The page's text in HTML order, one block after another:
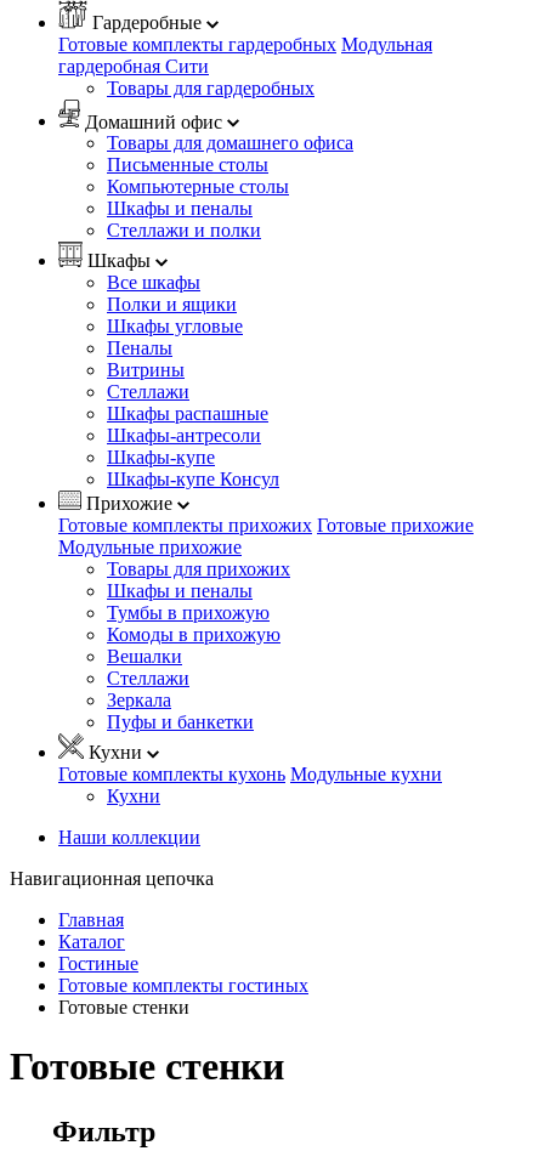
Гардеробные
Готовые комплекты гардеробных Модульная
гардеробная Сити
Товары для гардеробных
Домашний офис
Товары для домашнего офиса
Письменные столы
Компьютерные столы
Шкафы и пеналы
Стеллажи и полки
Шкафы
Все шкафы
Полки и ящики
Шкафы угловые
Пеналы
Витрины
Стеллажи
Шкафы распашные
Шкафы-антресоли
Шкафы-купе
Шкафы-купе Консул
Прихожие
Готовые комплекты прихожих Готовые прихожие
Модульные прихожие
Товары для прихожих
Шкафы и пеналы
Тумбы в прихожую
Комоды в прихожую
Вешалки
Стеллажи
Зеркала
Пуфы и банкетки
Кухни
Готовые комплекты кухонь Модульные кухни
Кухни
Наши коллекции
Навигационная цепочка
Главная
Каталог
Гостиные
Готовые комплекты гостиных
Готовые стенки
Готовые стенки
Фильтр